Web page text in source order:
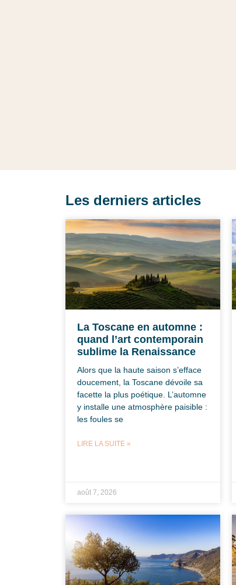
Les derniers articles
La Toscane en automne :
quand l’art contemporain
sublime la Renaissance
Alors que la haute saison s’efface
doucement, la Toscane dévoile sa
facette la plus poétique. L’automne
y installe une atmosphère paisible :
les foules se
LIRE LA SUITE »
août 7, 2026